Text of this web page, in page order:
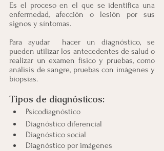
Es el proceso en el que se identifica una
enfermedad, afección o lesión por sus
signos y síntomas.
Para ayudar  hacer un diagnóstico, se
pueden utilizar los antecedentes de salud o
realizar un examen físico y pruebas, como
análisis de sangre, pruebas con imágenes y
biopsias.
Tipos de diagnósticos:
Psicodiagnóstico
Diagnóstico diferencial
Diagnóstico social
Diagnóstico por imágenes